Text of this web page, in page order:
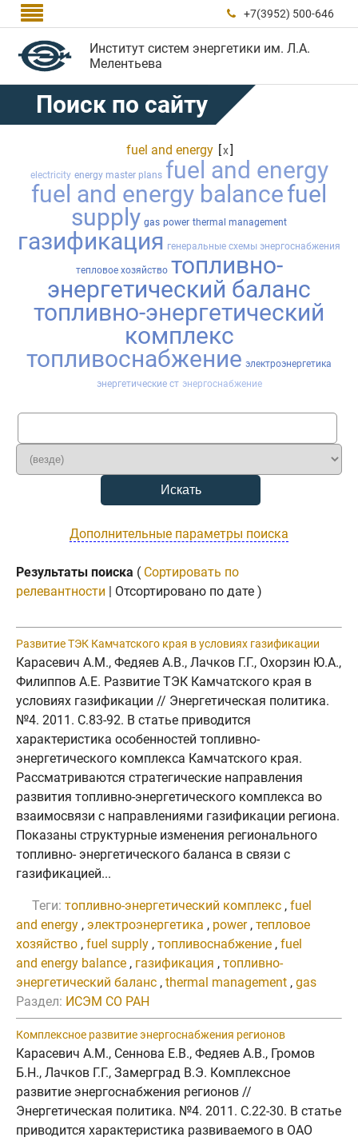
  +7(3952) 500-646
Институт систем энергетики им. Л.А.
Мелентьева
Поиск по сайту
fuel and energy [x]
electricity energy master plans fuel and energy
fuel and energy balancefuel
supply gas power thermal management
газификация генеральные схемы энергоснабжения
тепловое хозяйство топливно-
энергетический баланс
топливно-энергетический
комплекс
топливоснабжение электроэнергетика
энергетические ст энергоснабжение
Дополнительные параметры поиска
Результаты поиска ( Сортировать по
релевантности | Отсортировано по дате )
Развитие ТЭК Камчатского края в условиях газификации
Карасевич А.М., Федяев А.В., Лачков Г.Г., Охорзин Ю.А.,
Филиппов А.Е. Развитие ТЭК Камчатского края в
условиях газификации // Энергетическая политика.
№4. 2011. C.83-92. В статье приводится
характеристика особенностей топливно-
энергетического комплекса Камчатского края.
Рассматриваются стратегические направления
развития топливно-энергетического комплекса во
взаимосвязи с направлениями газификации региона.
Показаны структурные изменения регионального
топливно- энергетического баланса в связи с
газификацией...
Теги: топливно-энергетический комплекс , fuel
and energy , электроэнергетика , power, тепловое
хозяйство , fuel supply , топливоснабжение , fuel
and energy balance , газификация , топливно-
энергетический баланс , thermal management , gas
Раздел: ИСЭМ СО РАН
Комплексное развитие энергоснабжения регионов
Карасевич А.М., Сеннова Е.В., Федяев А.В., Громов
Б.Н., Лачков Г.Г., Замерград В.Э. Комплексное
развитие энергоснабжения регионов //
Энергетическая политика. №4. 2011. C.22-30. В статье
приводится характеристика развиваемого в ОАО